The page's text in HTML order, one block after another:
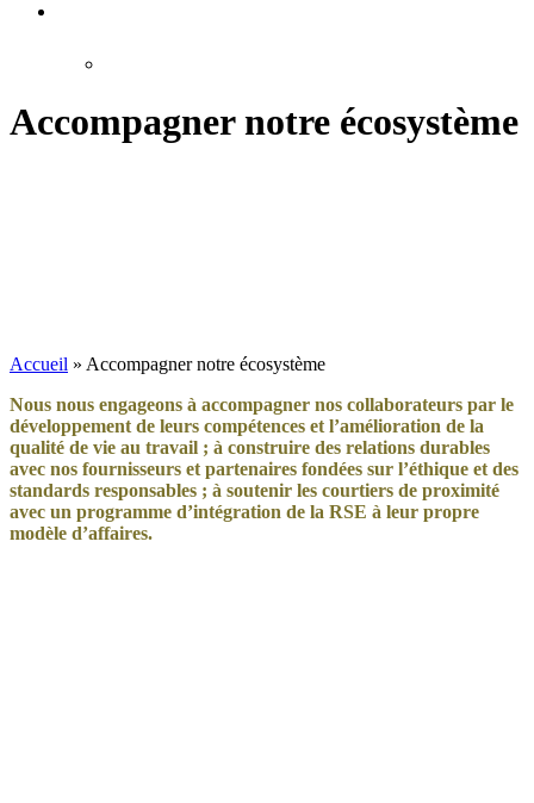
Accompagner notre écosystème
Accueil » Accompagner notre écosystème
Nous nous engageons à accompagner nos collaborateurs par le
développement de leurs compétences et l’amélioration de la
qualité de vie au travail ; à construire des relations durables
avec nos fournisseurs et partenaires fondées sur l’éthique et des
standards responsables ; à soutenir les courtiers de proximité
avec un programme d’intégration de la RSE à leur propre
modèle d’affaires.